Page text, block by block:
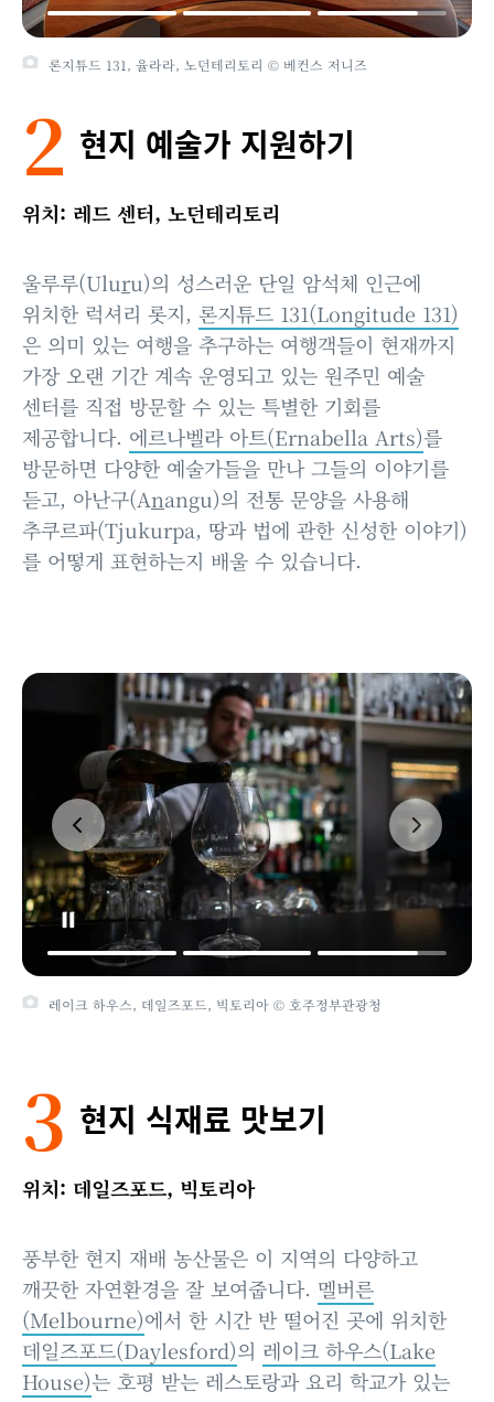
론지튜드 131, 율라라, 노던테리토리 © 베컨스 저니즈
2 현지 예술가 지원하기
위치: 레드 센터, 노던테리토리
울루루(Uluru)의 성스러운 단일 암석체 인근에
위치한 럭셔리 롯지, 론지튜드 131(Longitude 131)
은 의미 있는 여행을 추구하는 여행객들이 현재까지
가장 오랜 기간 계속 운영되고 있는 원주민 예술
센터를 직접 방문할 수 있는 특별한 기회를
제공합니다. 에르나벨라 아트(Ernabella Arts)를
방문하면 다양한 예술가들을 만나 그들의 이야기를
듣고, 아난구(Anangu)의 전통 문양을 사용해
추쿠르파(Tjukurpa, 땅과 법에 관한 신성한 이야기)
를 어떻게 표현하는지 배울 수 있습니다.
레이크 하우스, 데일즈포드, 빅토리아 © 호주정부관광청
3 현지 식재료 맛보기
위치: 데일즈포드, 빅토리아
풍부한 현지 재배 농산물은 이 지역의 다양하고
깨끗한 자연환경을 잘 보여줍니다. 멜버른
(Melbourne)에서 한 시간 반 떨어진 곳에 위치한
데일즈포드(Daylesford)의 레이크 하우스(Lake
House)는 호평 받는 레스토랑과 요리 학교가 있는